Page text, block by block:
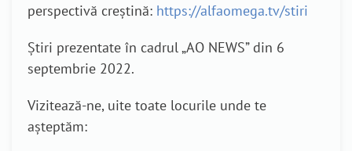
perspectivă creștină: https://alfaomega.tv/stiri
Știri prezentate în cadrul „AO NEWS” din 6
septembrie 2022.
Vizitează-ne, uite toate locurile unde te
așteptăm: